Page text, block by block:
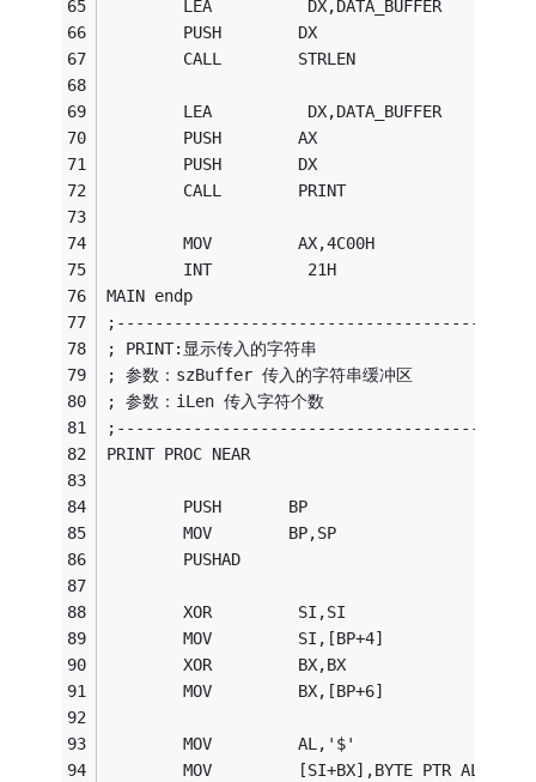
        LEA          DX,DATA_BUFFER
        PUSH        DX
        CALL        STRLEN
        LEA          DX,DATA_BUFFER
        PUSH        AX
        PUSH        DX
        CALL        PRINT
        MOV         AX,4C00H
        INT          21H
MAIN endp
; PRINT:显示传入的字符串
; 参数：szBuffer 传入的字符串缓冲区
; 参数：iLen 传入字符个数
PRINT PROC NEAR
        PUSH       BP
        MOV        BP,SP
        PUSHAD
        XOR         SI,SI
        MOV         SI,[BP+4]
        XOR         BX,BX
        MOV         BX,[BP+6]
        MOV         AL,'$'
        MOV         [SI+BX],BYTE PTR AL